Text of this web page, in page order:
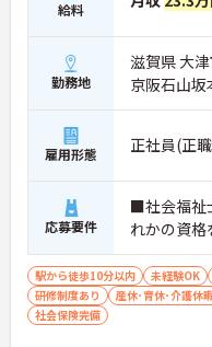
境です】
・自社教育部門のノウハ
制度があるため、働きな
資格に挑戦できます。
的な成長が期待できます。
【大手グループの安定し
ける環境です】
・全国規模の展開と強固
あるため、長期的な視点
きます。
・産休や育休、介護休暇
め、ライフステージの変
続けられます。
給料
勤務地
滋賀県 大
京阪石山
雇用形態 正社員(正
応募要件
■社会福祉
れかの資
駅から徒歩10分以内 未経験OK
研修制度あり
産休･育休･介護休
社会保険完備